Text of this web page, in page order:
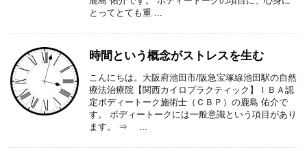
とってとても重 ...
時間という概念がストレスを生む
こんにちは。大阪府池田市/阪急宝塚線池田駅の自然
療法治療院【関西カイロプラクティック】ＩＢＡ認
定ボディートーク施術士（ＣＢＰ）の鹿島 佑介で
す。 ボディートークには一般意識という項目があり
ます。 ⇒ ...